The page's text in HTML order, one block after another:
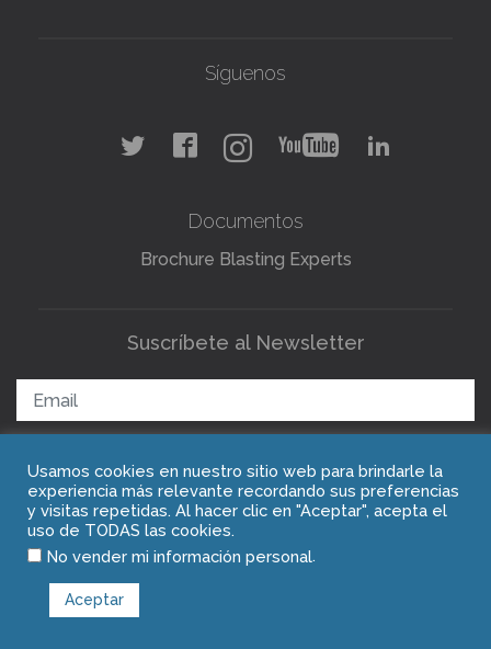
Síguenos
Documentos
Brochure Blasting Experts
Suscríbete al Newsletter
ENVIAR
Copyright © 2021 Blasting Experts
Usamos cookies en nuestro sitio web para brindarle la
experiencia más relevante recordando sus preferencias
y visitas repetidas. Al hacer clic en "Aceptar", acepta el
uso de TODAS las cookies.
No vender mi información personal.
Aceptar